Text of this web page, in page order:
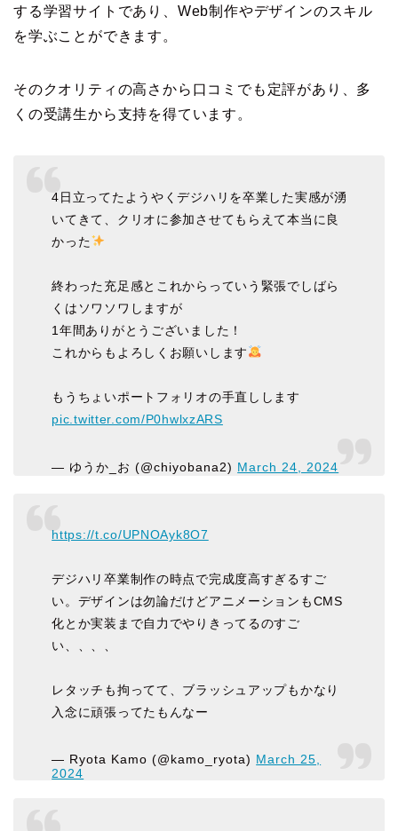
する学習サイトであり、Web制作やデザインのスキル
を学ぶことができます。
そのクオリティの高さから口コミでも定評があり、多
くの受講生から支持を得ています。
4日立ってたようやくデジハリを卒業した実感が湧
いてきて、クリオに参加させてもらえて本当に良
かった
終わった充足感とこれからっていう緊張でしばら
くはソワソワしますが
1年間ありがとうございました！
これからもよろしくお願いします
もうちょいポートフォリオの手直しします
pic.twitter.com/P0hwlxzARS
— ゆうか_お (@chiyobana2) March 24, 2024
https://t.co/UPNOAyk8O7
デジハリ卒業制作の時点で完成度高すぎるすご
い。デザインは勿論だけどアニメーションもCMS
化とか実装まで自力でやりきってるのすご
い、、、、
レタッチも拘ってて、ブラッシュアップもかなり
入念に頑張ってたもんなー
— Ryota Kamo (@kamo_ryota) March 25,
2024